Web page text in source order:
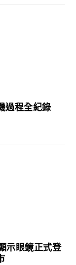
過程全紀錄
示眼鏡正式登